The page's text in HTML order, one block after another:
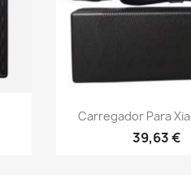
Vista
Carregador Para
39,63 €